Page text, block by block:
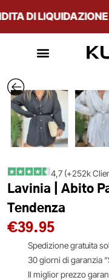
DI LIQUIDAZIONE
4,7 (+252k
Lavinia | Abito
Tendenza
€39.95
Spedizione gratuita
30 giorni di garanzia
Il miglior prezzo